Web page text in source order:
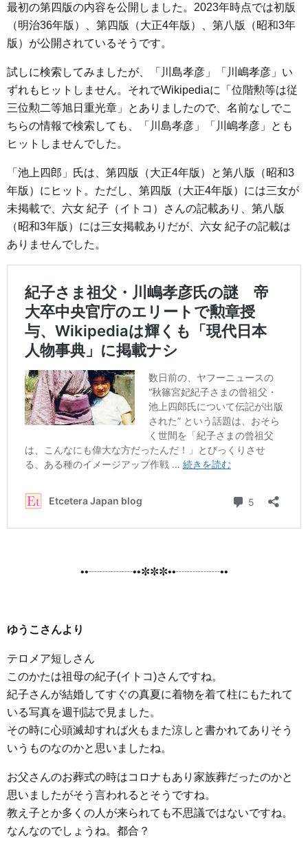
最初の第四版の内容を公開しました。2023年時点では初版
（明治36年版）、第四版（大正4年版）、第八版（昭和3年
版）が公開されているそうです。
試しに検索してみましたが、「川島孝彦」「川嶋孝彦」い
ずれもヒットしません。それでWikipediaに「位階勲等は従
三位勲二等旭日重光章」とありましたので、名前なしでこ
ちらの情報で検索しても、「川島孝彦」「川嶋孝彦」とも
ヒットしませんでした。
「池上四郎」氏は、第四版（大正4年版）と第八版（昭和3
年版）にヒット。ただし、第四版（大正4年版）には三女が
未掲載で、六女 紀子（イトコ）さんの記載あり、第八版
（昭和3年版）には三女掲載ありだが、六女 紀子の記載は
ありませんでした。
••┈┈┈┈••✼✼✼••┈┈┈┈••
ゆうこさんより
テロメア短しさん
このかたは祖母の紀子(イトコ)さんですね。
紀子さんが結婚してすぐの真夏に着物を着て柱にもたれて
いる写真を週刊誌で見ました。
その時に心頭滅却すれば火もまた涼しと書かれてありそう
いうものなのかと思いましたね。
お父さんのお葬式の時はコロナもあり家族葬だったのかと
思いましたがそう言われるとそうですね。
教え子とか多くの人が来られても不思議ではないですね。
なんなのでしょうね。都合？